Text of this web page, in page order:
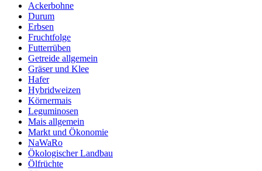
Ackerbohne
Durum
Erbsen
Fruchtfolge
Futterrüben
Getreide allgemein
Gräser und Klee
Hafer
Hybridweizen
Körnermais
Leguminosen
Mais allgemein
Markt und Ökonomie
NaWaRo
Ökologischer Landbau
Ölfrüchte